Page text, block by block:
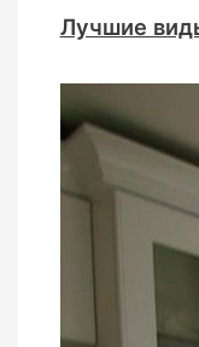
Лучшие